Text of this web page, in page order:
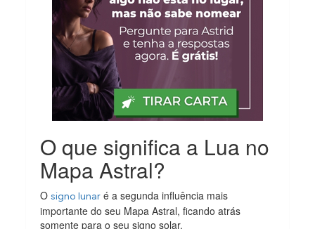
O que significa a Lua no
Mapa Astral?
Osigno lunar é a segunda influência mais
importante do seu Mapa Astral, ficando atrás
somente para o seu signo solar.